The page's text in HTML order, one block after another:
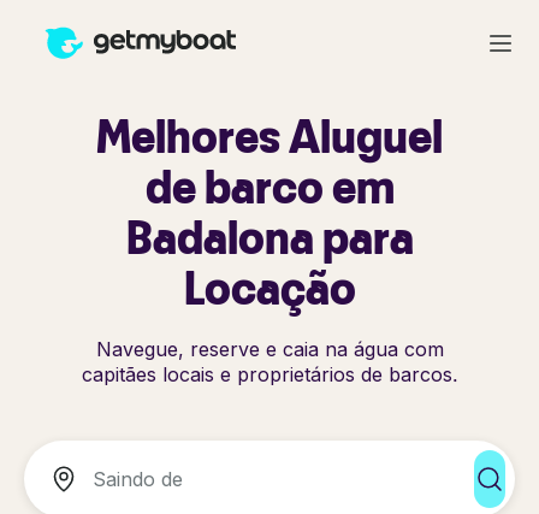
Melhores Aluguel
de barco em
Badalona para
Locação
Navegue, reserve e caia na água com
capitães locais e proprietários de barcos.